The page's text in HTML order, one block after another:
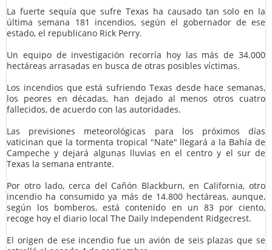
La fuerte sequía que sufre Texas ha causado tan solo en la
última semana 181 incendios, según el gobernador de ese
estado, el republicano Rick Perry.
Un equipo de investigación recorría hoy las más de 34.000
hectáreas arrasadas en busca de otras posibles víctimas.
Los incendios que está sufriendo Texas desde hace semanas,
los peores en décadas, han dejado al menos otros cuatro
fallecidos, de acuerdo con las autoridades.
Las previsiones meteorológicas para los próximos días
vaticinan que la tormenta tropical "Nate" llegará a la Bahía de
Campeche y dejará algunas lluvias en el centro y el sur de
Texas la semana entrante.
Por otro lado, cerca del Cañón Blackburn, en California, otro
incendio ha consumido ya más de 14.800 hectáreas, aunque,
según los bomberos, está contenido en un 83 por ciento,
recoge hoy el diario local The Daily Independent Ridgecrest.
El origen de ese incendio fue un avión de seis plazas que se